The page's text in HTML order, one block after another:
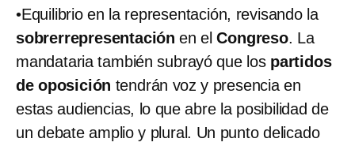
•​Equilibrio en la representación, revisando la
sobrerrepresentación en elCongreso. La
mandataria también subrayó que los partidos
de oposición tendrán voz y presencia en
estas audiencias, lo que abre la posibilidad de
un debate amplio y plural. Un punto delicado